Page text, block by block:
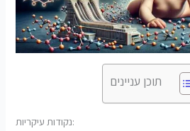
תוכן עניינים
נקודות עיקריות: